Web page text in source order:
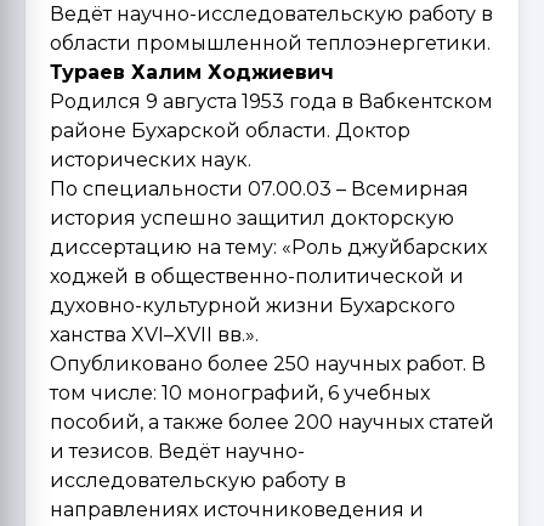
Ведёт научно-исследовательскую работу в
области промышленной теплоэнергетики.
Тураев Халим Ходжиевич
Родился 9 августа 1953 года в Вабкентском
районе Бухарской области. Доктор
исторических наук.
По специальности 07.00.03 – Всемирная
история успешно защитил докторскую
диссертацию на тему: «Роль джуйбарских
ходжей в общественно-политической и
духовно-культурной жизни Бухарского
ханства XVI–XVII вв.».
Опубликовано более 250 научных работ. В
том числе: 10 монографий, 6 учебных
пособий, а также более 200 научных статей
и тезисов. Ведёт научно-
исследовательскую работу в
направлениях источниковедения и